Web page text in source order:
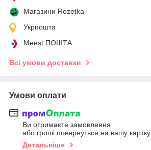
Магазини Rozetka
Укрпошта
Meest ПОШТА
Всі умови доставки
Умови оплати
Ви отримаєте замовлення
або гроші повернуться на вашу картку
Детальніше